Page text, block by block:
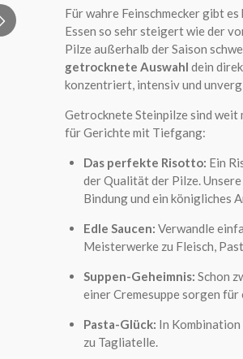
Für wahre Feinschmecker gibt
Essen so sehr steigert wie der
Pilze außerhalb der Saison
getrocknete Auswahl dein
konzentriert, intensiv und
Getrocknete Steinpilze sind weit
für Gerichte mit Tiefgang:
Das perfekte Risotto: Ein
der Qualität der Pilze.
Bindung und ein königliches
Edle Saucen: Verwandle
Meisterwerke zu Fleisch,
Suppen-Geheimnis: Schon
einer Cremesuppe sorgen
Pasta-Glück: In
zu Tagliatelle.